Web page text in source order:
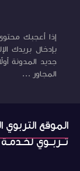
إذا أعجبك
بإدخال بريدك
جديد المدونة
المجاور ...
الموقع التربوي
تــربــوي